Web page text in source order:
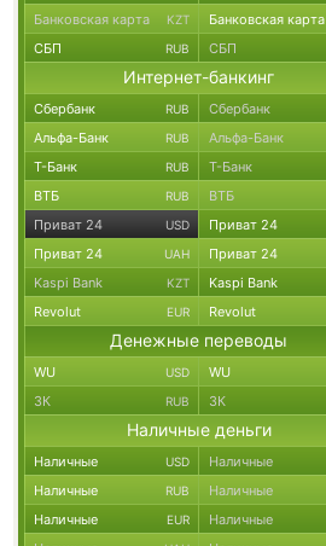
Банковская карта KZT Банковская карта
СБП RUB СБП
Интернет-банкинг
Сбербанк RUB Сбербанк
Альфа-Банк RUB Альфа-Банк
Т-Банк RUB Т-Банк
ВТБ RUB ВТБ
Приват 24 USD Приват 24
Приват 24 UAH Приват 24
Kaspi Bank KZT Kaspi Bank
Revolut EUR Revolut
Денежные переводы
WU USD WU
ЗК RUB ЗК
Наличные деньги
Наличные USD Наличные
Наличные RUB Наличные
Наличные EUR Наличные